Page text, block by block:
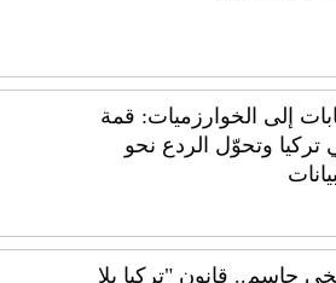
إلى الخوارزميات: قمة
تركيا وتحوّل الردع نحو
حاسم.. قانون "تركيا بلا